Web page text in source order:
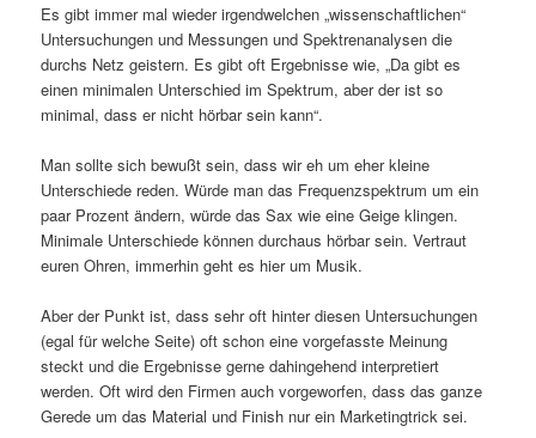
Es gibt immer mal wieder irgendwelchen „wissenschaftlichen“
Untersuchungen und Messungen und Spektrenanalysen die
durchs Netz geistern. Es gibt oft Ergebnisse wie, „Da gibt es
einen minimalen Unterschied im Spektrum, aber der ist so
minimal, dass er nicht hörbar sein kann“.
Man sollte sich bewußt sein, dass wir eh um eher kleine
Unterschiede reden. Würde man das Frequenzspektrum um ein
paar Prozent ändern, würde das Sax wie eine Geige klingen.
Minimale Unterschiede können durchaus hörbar sein. Vertraut
euren Ohren, immerhin geht es hier um Musik.
Aber der Punkt ist, dass sehr oft hinter diesen Untersuchungen
(egal für welche Seite) oft schon eine vorgefasste Meinung
steckt und die Ergebnisse gerne dahingehend interpretiert
werden. Oft wird den Firmen auch vorgeworfen, dass das ganze
Gerede um das Material und Finish nur ein Marketingtrick sei.